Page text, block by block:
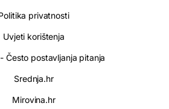
privatnosti
Uvjeti korištenja
Često postavljanja pitanja
Srednja.hr
Mirovina.hr